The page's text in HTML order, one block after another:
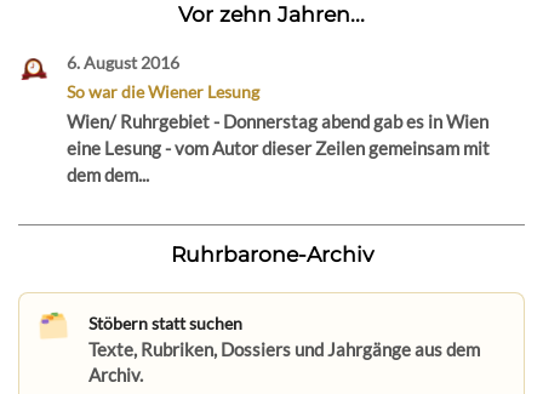
Vor zehn Jahren...
6. August 2016
So war die Wiener Lesung
Wien/ Ruhrgebiet - Donnerstag abend gab es in Wien
eine Lesung - vom Autor dieser Zeilen gemeinsam mit
dem dem...
Ruhrbarone-Archiv
Stöbern statt suchen
Texte, Rubriken, Dossiers und Jahrgänge aus dem
Archiv.